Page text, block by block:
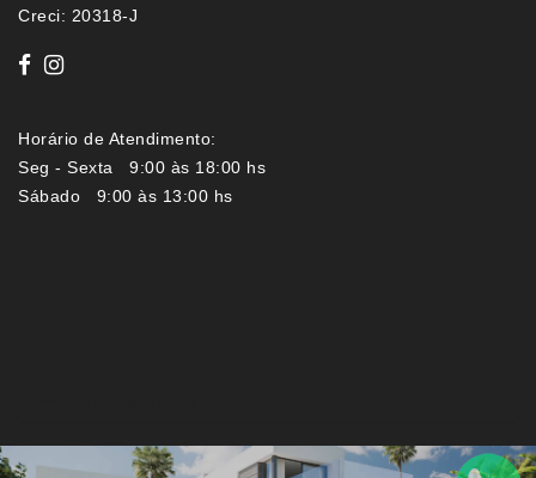
Creci: 20318-J
Horário de Atendimento:
Seg - Sexta 9:00 às 18:00 hs
Sábado 9:00 às 13:00 hs